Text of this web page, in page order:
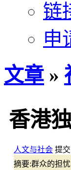
链
申
文章 »
香港
人文与社会 提交
摘要:群众的担